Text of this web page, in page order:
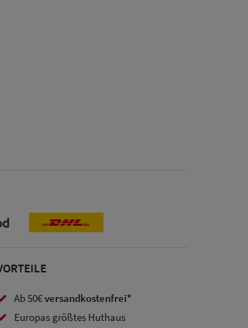
Ab 50€versandkostenfrei*
Europas größtes Huthaus